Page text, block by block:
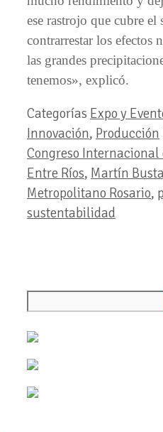
ese rastrojo que cubre el
contrarrestar los efectos
las grandes
tenemos», explicó.
Categorías Expo y
Innovación, Producción
Congreso Internacional
Entre Ríos, Martín
Metropolitano Rosario,
sustentabilidad